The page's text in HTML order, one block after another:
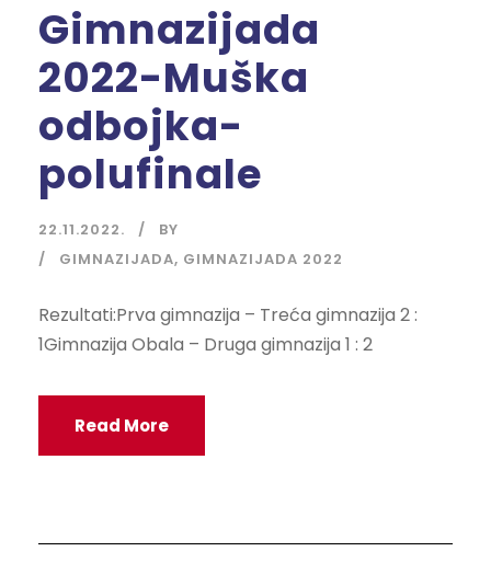
Gimnazijada
2022-Muška
odbojka-
polufinale
22.11.2022.
BY
GIMNAZIJADA, GIMNAZIJADA 2022
Rezultati:Prva gimnazija – Treća gimnazija 2 :
1Gimnazija Obala – Druga gimnazija 1 : 2
Read More